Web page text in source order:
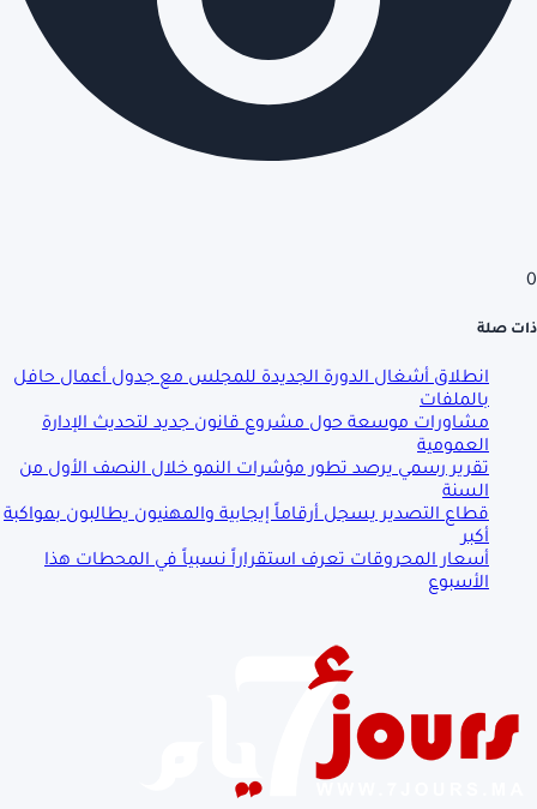
0
ذات صلة
انطلاق أشغال الدورة الجديدة للمجلس مع جدول أعمال حافل
بالملفات
مشاورات موسعة حول مشروع قانون جديد لتحديث الإدارة
العمومية
تقرير رسمي يرصد تطور مؤشرات النمو خلال النصف الأول من
السنة
قطاع التصدير يسجل أرقاماً إيجابية والمهنيون يطالبون بمواكبة
أكبر
أسعار المحروقات تعرف استقراراً نسبياً في المحطات هذا
الأسبوع